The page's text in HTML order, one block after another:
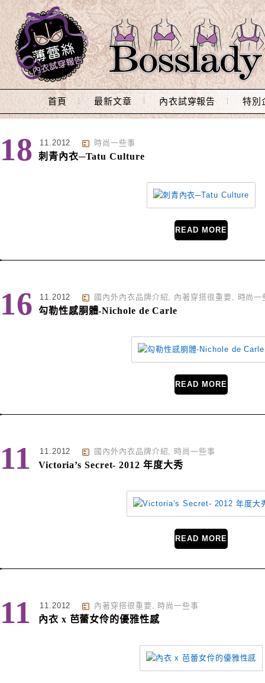
Main Menu
首頁 最新文章 內衣試穿報告 特別
18 11.2012 時尚一些事
刺青內衣─Tatu Culture
READ MORE
16 11.2012 國內外內衣品牌介紹, 內著穿搭很重要, 時尚一
勾勒性感胴體-Nichole de Carle
READ MORE
11 11.2012 國內外內衣品牌介紹, 時尚一些事
Victoria’s Secret- 2012 年度大秀
READ MORE
11 11.2012 內著穿搭很重要, 時尚一些事
內衣 x 芭蕾女伶的優雅性感